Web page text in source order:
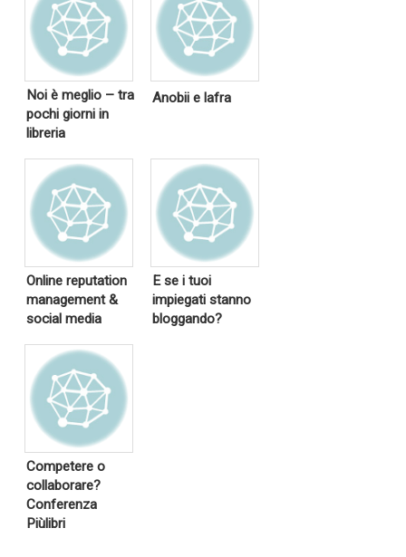
Noi è meglio – tra
pochi giorni in
libreria
Anobii e lafra
Online reputation
management &
social media
E se i tuoi
impiegati stanno
bloggando?
Competere o
collaborare?
Conferenza
Piùlibri